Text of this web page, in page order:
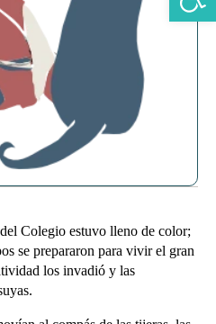
Colegio estuvo lleno de color;
se prepararon para vivir el gran
los invadió y las